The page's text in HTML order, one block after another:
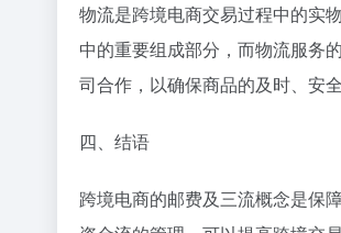
物流是跨境电商交易过程中的实
中的重要组成部分，而物流服务
司合作，以确保商品的及时、安全
四、结语
跨境电商的邮费及三流概念是保